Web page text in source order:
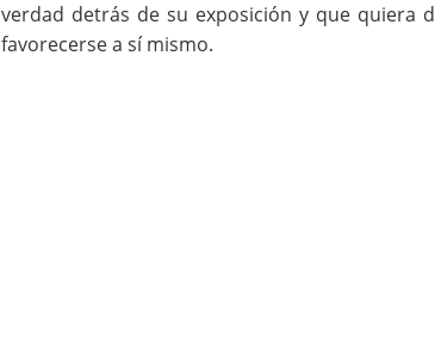
verdad detrás de su exposición y que quiera
favorecerse a sí mismo.